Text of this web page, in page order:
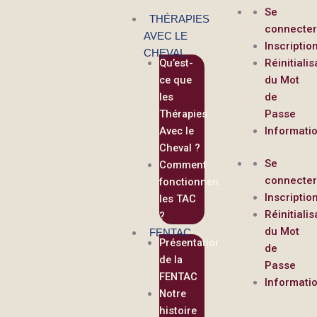
THÉRAPIES
AVEC LE
CHEVAL
Qu’est-
ce que
les
Thérapies
Avec le
Cheval ?
Comment
fonctionnent
les TAC
?
FENTAC
Présentation
de la
FENTAC
Notre
histoire
Se
connecter
du Mot
de
Passe
Se
connecter
du Mot
de
Passe